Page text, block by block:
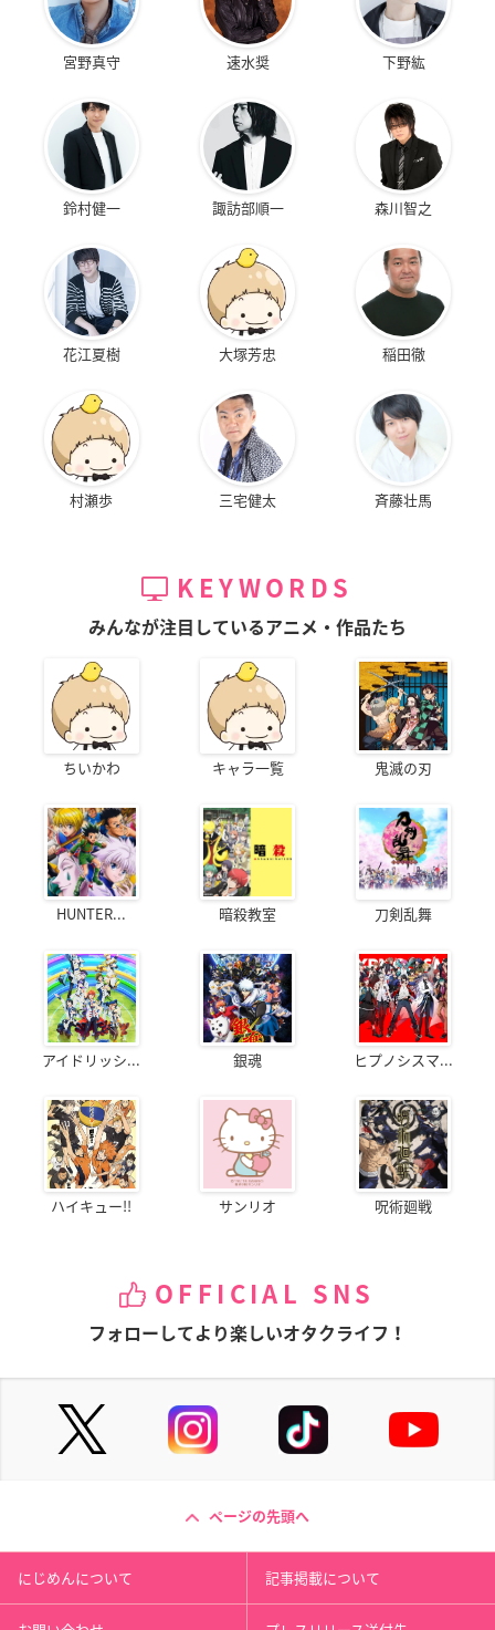
宮野真守 速水奨 下野紘
鈴村健一 諏訪部順一 森川智之
花江夏樹 大塚芳忠 稲田徹
村瀬歩 三宅健太 斉藤壮馬
KEYWORDS
みんなが注目しているアニメ・作品たち
ちいかわ キャラ一覧 鬼滅の刃
HUNTER... 暗殺教室 刀剣乱舞
アイドリッシ... 銀魂 ヒプノシスマ...
ハイキュー!! サンリオ 呪術廻戦
OFFICIAL SNS
フォローしてより楽しいオタクライフ！
ページの先頭へ
にじめんについて 記事掲載について